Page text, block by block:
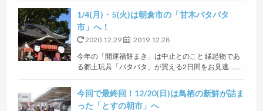
1/4(月)・5(火)は朝倉市の「甘木バタバタ
市」へ！
2020.12.29
2019.12.28
今年の「開運福餅まき」は中止とのこと 縁起物であ
る郷土玩具「バタバタ」が買える2日間をお見逃 ……
今回で最終回！12/20(日)は鳥栖の新鮮が詰ま
った「とすの朝市」へ